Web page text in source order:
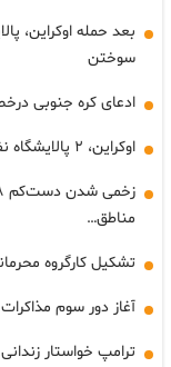
بعد حمله اوکراین،
سوختن
ادعای کره جنوبی
اوکراین، ۲ پالایشگاه نفت روسیه را هدف قرارداد
مناطق…
تشکیل کارگروه
آغاز دور سوم
ترامپ خواستار